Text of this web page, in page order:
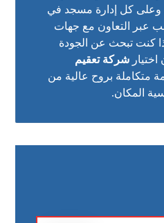
وعلى كل إدارة مسجد في
عبر التعاون مع جهات
كنت تبحث عن الجودة
اختيارشركة تعقيم
بروح عالية من
المكان.